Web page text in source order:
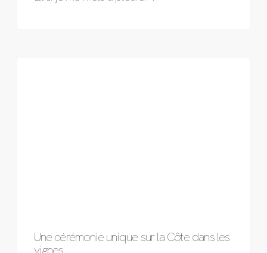
Une cérémonie unique sur la Côte dans les
vignes